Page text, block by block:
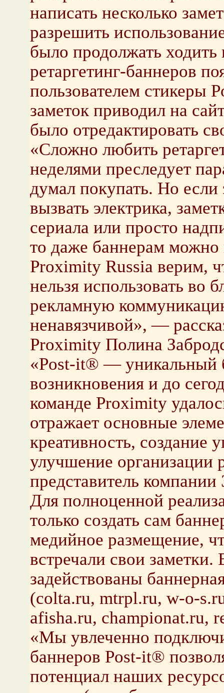
написать несколько
разрешить
было продолжать ходить
ретаргетинг-баннеров
пользователем
заметок приводил на
было отредактировать
«Сложно любить
неделями преследует
думал покупать. Но
вызвать электрика,
сериала или просто
то даже баннерам можно
Proximity Russia верим,
нельзя использовать во
рекламную
ненавязчивой», —
Proximity Полина
«Post-it® — уникальный
возникновения и до
команде Proximity
отражает основные
креативность, создание
улучшение
представитель
Для полноценной
только создать сам
медийное размещение,
встречали свои
задействованы
(colta.ru, mtrpl.ru, w-o-
afisha.ru, championat.ru,
«Мы увлеченно
баннеров Post-it®
потенциал наших